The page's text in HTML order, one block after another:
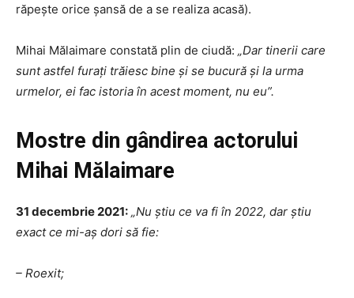
răpește orice șansă de a se realiza acasă).
Mihai Mălaimare constată plin de ciudă: „Dar tinerii care
sunt astfel furați trăiesc bine și se bucură și la urma
urmelor, ei fac istoria în acest moment, nu eu”.
Mostre din gândirea actorului
Mihai Mălaimare
31 decembrie 2021: „Nu știu ce va fi în 2022, dar știu
exact ce mi-aș dori să fie:
– Roexit;